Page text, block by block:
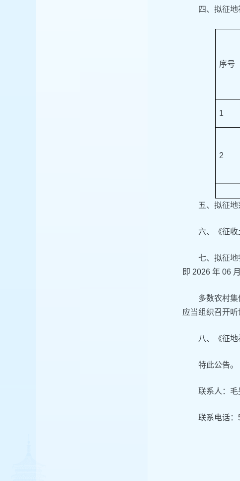
四、拟征地
序号
1
2
五、拟征
六、《征
七、拟征地
即 2026 年 06
多数农村
应当组织召开听
八、《征
特此公告。
联系人：
联系电话